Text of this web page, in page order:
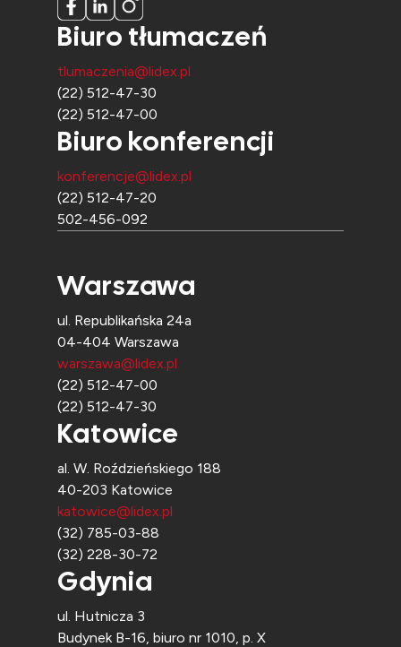
Biuro tłumaczeń
tlumaczenia@lidex.pl
(22) 512-47-30
(22) 512-47-00
Biuro konferencji
konferencje@lidex.pl
(22) 512-47-20
502-456-092
Warszawa
ul. Republikańska 24a
04-404 Warszawa
warszawa@lidex.pl
(22) 512-47-00
(22) 512-47-30
Katowice
al. W. Roździeńskiego 188
40-203 Katowice
katowice@lidex.pl
(32) 785-03-88
(32) 228-30-72
Gdynia
ul. Hutnicza 3
Budynek B-16, biuro nr 1010, p. X